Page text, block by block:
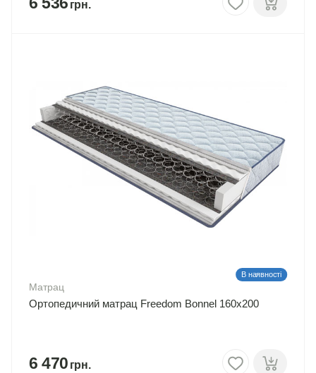
В наявності
Матрац
Ортопедичний матрац Freedom Bonnel 160х200
6 470